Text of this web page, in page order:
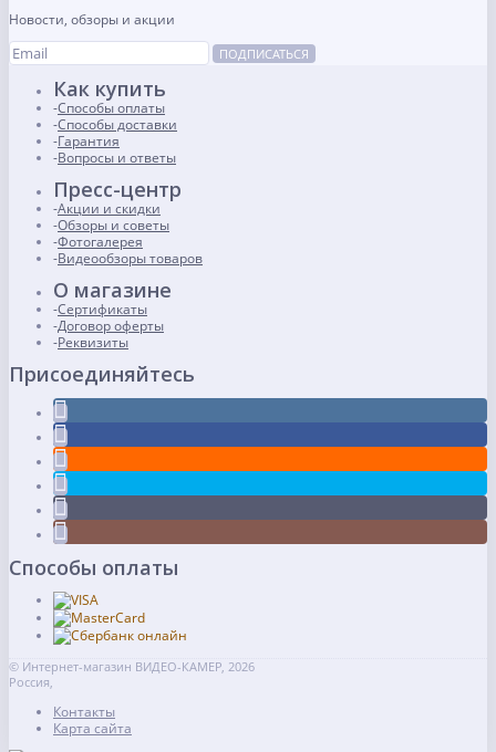
Новости, обзоры и акции
ПОДПИСАТЬСЯ
Как купить
Способы оплаты
Способы доставки
Гарантия
Вопросы и ответы
Пресс-центр
Акции и скидки
Обзоры и советы
Фотогалерея
Видеообзоры товаров
О магазине
Сертификаты
Договор оферты
Реквизиты
Присоединяйтесь
Способы оплаты
© Интернет-магазин ВИДЕО-КАМЕР, 2026
Россия,
Контакты
Карта сайта